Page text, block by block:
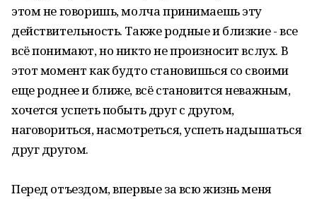
этом не говоришь, молча принимаешь эту
действительность. Также родные и близкие - все
всё понимают, но никто не произносит вслух. В
этот момент как будто становишься со своими
еще роднее и ближе, всё становится неважным,
хочется успеть побыть друг с другом,
наговориться, насмотреться, успеть надышаться
друг другом.
Перед отъездом, впервые за всю жизнь меня